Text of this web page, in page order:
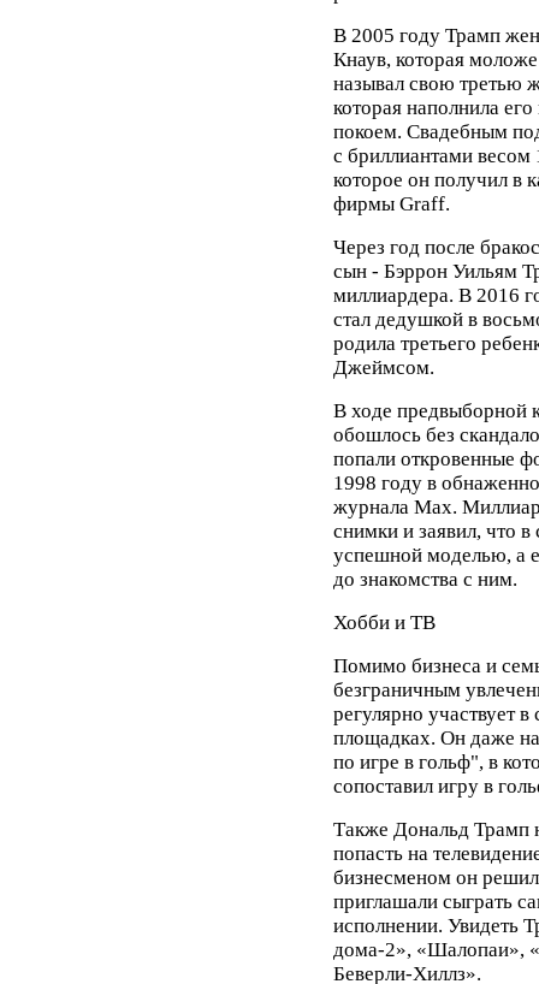
В 2005 году Трамп
Кнаув, которая
называл свою третью
которая наполнила
покоем. Свадебным
с бриллиантами весом
которое он получил в
фирмы Graff.
Через год после
сын - Бэррон Уильям
миллиардера. В 2016
стал дедушкой в
родила третьего
Джеймсом.
В ходе предвыборной
обошлось без
попали откровенные
1998 году в
журнала Max.
снимки и заявил, что
успешной моделью, а
до знакомства с ним.
Хобби и ТВ
Помимо бизнеса и
безграничным
регулярно участвует
площадках. Он даже
по игре в гольф", в
сопоставил игру в
Также Дональд Трамп
попасть на
бизнесменом он решил
приглашали сыграть
исполнении. Увидеть
дома-2», «Шалопаи»,
Беверли-Хиллз».